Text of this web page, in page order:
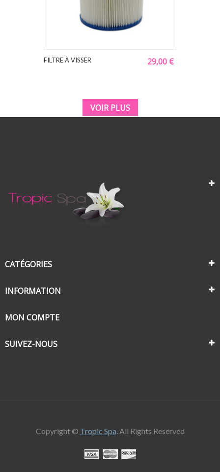
FILTRE À VISSER 29,00 €
VOIR PLUS
CATÉGORIES
INFORMATION
MON COMPTE
SUIVEZ-NOUS
Copyright © Tropic Spa. All Rights Reserved